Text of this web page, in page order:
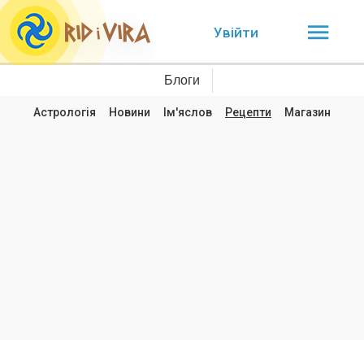
Увійти
Блоги
Астрологія Новини Ім'яслов Рецепти Магазин